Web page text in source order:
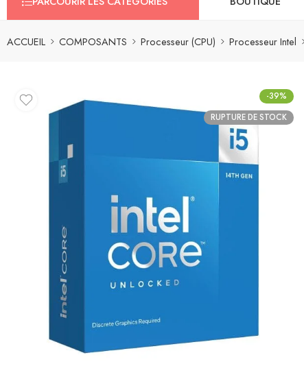
ACCUEIL COMPOSANTS Processeur (CPU) Processeur Intel
-39%
RUPTURE DE STOCK